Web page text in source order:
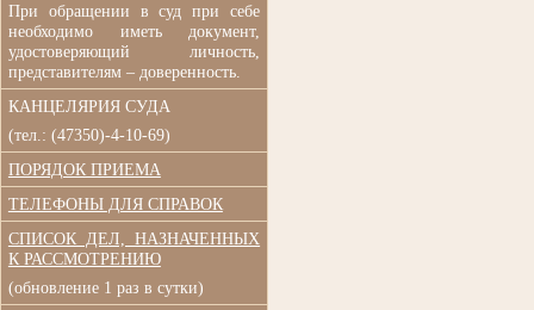
При обращении в суд при
себе
необходимо иметь документ,
удостоверяющий личность,
представителям – доверенность.
КАНЦЕЛЯРИЯ СУДА
(тел.: (47350)-4-10-69)
ПОРЯДОК ПРИЕМА
ТЕЛЕФОНЫ ДЛЯ СПРАВОК
СПИСОК ДЕЛ, НАЗНАЧЕННЫХ
К РАССМОТРЕНИЮ
(обновление 1 раз в сутки)